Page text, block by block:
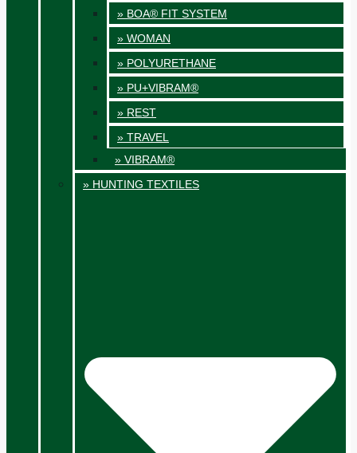
» BOA® FIT SYSTEM
» WOMAN
» POLYURETHANE
» PU+VIBRAM®
» REST
» TRAVEL
» VIBRAM®
» HUNTING TEXTILES